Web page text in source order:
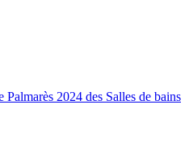
Palmarès 2024 des Salles de bains